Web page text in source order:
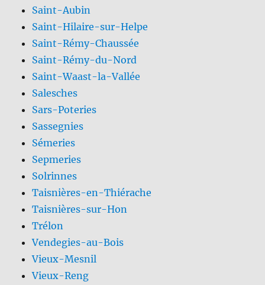
Saint-Aubin
Saint-Hilaire-sur-Helpe
Saint-Rémy-Chaussée
Saint-Rémy-du-Nord
Saint-Waast-la-Vallée
Salesches
Sars-Poteries
Sassegnies
Sémeries
Sepmeries
Solrinnes
Taisnières-en-Thiérache
Taisnières-sur-Hon
Trélon
Vendegies-au-Bois
Vieux-Mesnil
Vieux-Reng